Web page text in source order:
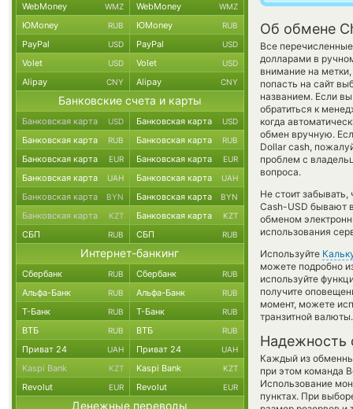
Об обмене
Все
долларами в
внимание на
попасть на сайт
названием. Если
обратиться к
когда
обмен вручную.
Dollar cash,
проблем с
вопроса.
Не стоит
Cash-USD бывают
обменом
использования
Используйте
можете подробно
используйте
получите
момент, можете
транзитной валюты.
Надежность
Каждый из
при этом команда
Использование
пунктах. При
WebMoney WMZ WebMoney WMZ
ЮMoney RUB ЮMoney RUB
PayPal USD PayPal USD
Volet USD Volet USD
Alipay CNY Alipay CNY
Банковские счета и карты
Банковская карта USD Банковская карта USD
Банковская карта RUB Банковская карта RUB
Банковская карта EUR Банковская карта EUR
Банковская карта UAH Банковская карта UAH
Банковская карта BYN Банковская карта BYN
Банковская карта KZT Банковская карта KZT
СБП RUB СБП RUB
Интернет-банкинг
Сбербанк RUB Сбербанк RUB
Альфа-Банк RUB Альфа-Банк RUB
Т-Банк RUB Т-Банк RUB
ВТБ RUB ВТБ RUB
Приват 24 UAH Приват 24 UAH
Kaspi Bank KZT Kaspi Bank KZT
Revolut EUR Revolut EUR
Денежные переводы